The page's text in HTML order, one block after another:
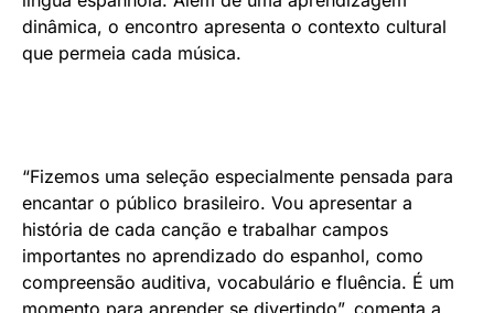
dinâmica, o encontro apresenta o contexto cultural
que permeia cada música.
“Fizemos uma seleção especialmente pensada para
encantar o público brasileiro. Vou apresentar a
história de cada canção e trabalhar campos
importantes no aprendizado do espanhol, como
compreensão auditiva, vocabulário e fluência. É um
momento para aprender se divertindo”, comenta a